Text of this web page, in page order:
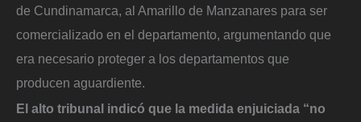
de Cundinamarca, al Amarillo de Manzanares para ser
comercializado en el departamento, argumentando que
era necesario proteger a los departamentos que
producen aguardiente.
El alto tribunal indicó que la medida enjuiciada “no